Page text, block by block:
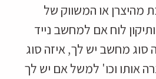
מהיצרן או המשווק של
לוח אם למחשב נייד
מחשב יש לך, איזה סוג
אותו וכו' למשל אם יש לך